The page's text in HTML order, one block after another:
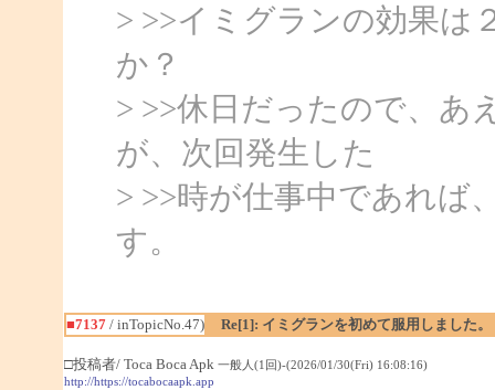
> >>イミグランの効果は
か？
> >>休日だったので、あ
が、次回発生した
> >>時が仕事中であれば
す。
■7137/ inTopicNo.47) Re[1]: イミグランを初めて服用しました。
□投稿者/ Toca Boca Apk 一般人(1回)-(2026/01/30(Fri) 16:08:16)
http://https://tocabocaapk.app